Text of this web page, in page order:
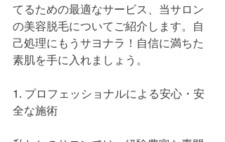
てるための最適なサービス、当サロン
の美容脱毛についてご紹介します。自
己処理にもうサヨナラ！自信に満ちた
素肌を手に入れましょう。
1. プロフェッショナルによる安心・安
全な施術